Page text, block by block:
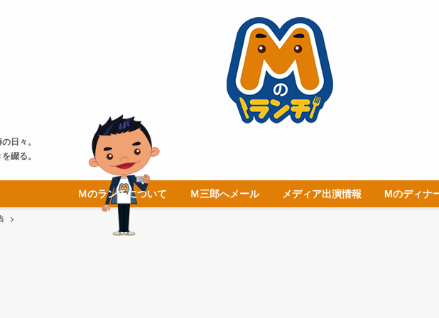
日々。
綴る。
Ｍのランチについて Ｍ三郎へメール メディア出演情報 Mのディナ